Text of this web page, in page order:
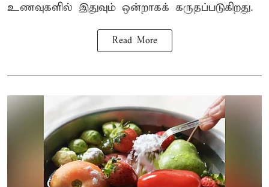
உணவுகளில் இதுவும் ஒன்றாகக் கருதப்படுகிறது.
Read More